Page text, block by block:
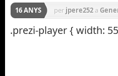
16 ANYS per jpere252 a
.prezi-player { width: